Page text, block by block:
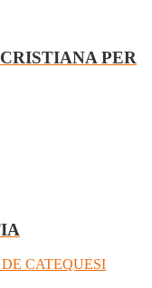
PER
CATEQUESI